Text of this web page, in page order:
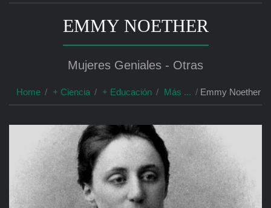
EMMY NOETHER
Mujeres Geniales - Otras
Home + Ciencia + Educación Más ... Emmy Noether